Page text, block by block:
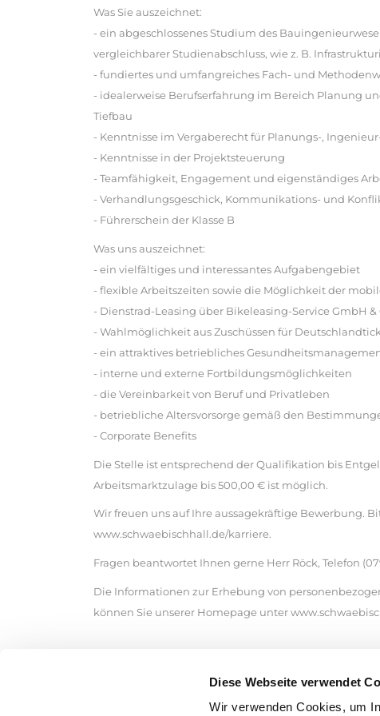
Diese Webseite verwendet
Wir verwenden Cookies, um
Was Sie auszeichnet:
- ein abgeschlossenes Studium des
vergleichbarer Studienabschluss, wie z. B.
- fundiertes und umfangreiches Fach- und
- idealerweise Berufserfahrung im Bereich Planung
Tiefbau
- Kenntnisse im Vergaberecht für Planungs-,
- Kenntnisse in der Projektsteuerung
- Teamfähigkeit, Engagement und eigenständiges
- Verhandlungsgeschick, Kommunikations- und
- Führerschein der Klasse B
Was uns auszeichnet:
- ein vielfältiges und interessantes Aufgabengebiet
- flexible Arbeitszeiten sowie die Möglichkeit der
- Dienstrad-Leasing über Bikeleasing-Service GmbH &
- Wahlmöglichkeit aus Zuschüssen für
- ein attraktives betriebliches
- interne und externe Fortbildungsmöglichkeiten
- die Vereinbarkeit von Beruf und Privatleben
- betriebliche Altersvorsorge gemäß den
- Corporate Benefits
Die Stelle ist entsprechend der Qualifikation bis
Arbeitsmarktzulage bis 500,00 € ist möglich.
Wir freuen uns auf Ihre aussagekräftige Bewerbung.
www.schwaebischhall.de/karriere.
Fragen beantwortet Ihnen gerne Herr Röck, Telefon
Die Informationen zur Erhebung von
können Sie unserer Homepage unter
Ingenieur Straßenbau Schwäbisch Hall
Bauingenieur öffentlicher Dienst Schwäbisch Hall